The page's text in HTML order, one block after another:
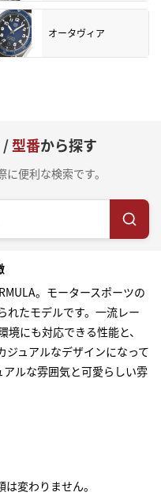
オータヴィア
/型番から探す
便利な検索です。
。モータースポーツの
れたモデルです。一流レー
にも対応できる性能と、
ュアルなデザインになって
ルな雰囲気と可愛らしい雰
変わりません。